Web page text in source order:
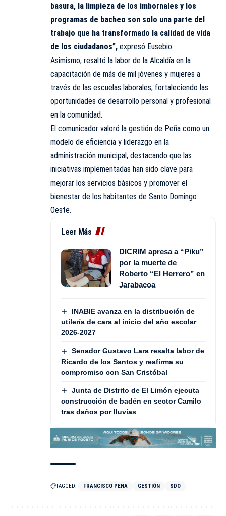
basura, la limpieza de los imbornales y los
programas de bacheo son solo una parte del
trabajo que ha transformado la calidad de vida
de los ciudadanos”, expresó Eusebio.
Asimismo, resaltó la labor de la Alcaldía en la
capacitación de más de mil jóvenes y mujeres a
través de las escuelas laborales, fortaleciendo las
oportunidades de desarrollo personal y profesional
en la comunidad.
El comunicador valoró la gestión de Peña como un
modelo de eficiencia y liderazgo en la
administración municipal, destacando que las
iniciativas implementadas han sido clave para
mejorar los servicios básicos y promover el
bienestar de los habitantes de Santo Domingo
Oeste.
Leer Más
DICRIM apresa a “Piku”
por la muerte de
Roberto “El Herrero” en
Jarabacoa
INABIE avanza en la distribución de
utilería de cara al inicio del año escolar
2026-2027
Senador Gustavo Lara resalta labor de
Ricardo de los Santos y reafirma su
compromiso con San Cristóbal
Junta de Distrito de El Limón ejecuta
construcción de badén en sector Camilo
tras daños por lluvias
TAGGED: FRANCISCO PEÑA GESTIÓN SDO